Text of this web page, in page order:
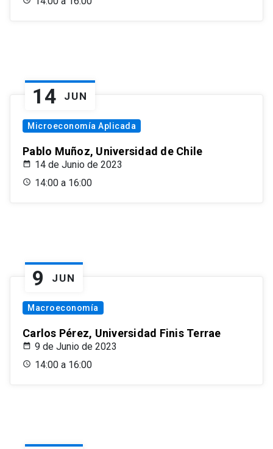
14 JUN
Microeconomía Aplicada
Pablo Muñoz, Universidad de Chile
14 de Junio de 2023
14:00 a 16:00
9 JUN
Macroeconomía
Carlos Pérez, Universidad Finis Terrae
9 de Junio de 2023
14:00 a 16:00